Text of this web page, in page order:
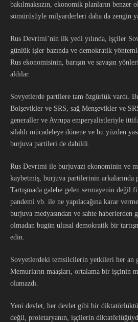
bakılmaksızın, ekonomik planların benzer
sömürüsüyle milyarderleri daha da zengin
Rus Devrimi’nin ilk yedi yılında, işçiler
günlük işler bazında ve demokratik
Rus ekonomisinin, barışın ve savaşın
aldılar.
Sovyetlerde partilere tam özgürlük vardı.
Bolşevikler ve SRS, sağ Menşevikler ve
generaller ve Avrupa emperyalistleriyle
silahlı mücadeleye dönene ve bu yüzden
burjuva partileri de dahildi.
Rus Devrimi ile burjuvazi ekonominin ve
kaybetmiş, burjuva partilerinin arkalarında
Tartışmada galebe gelen sermayenin
pandemi vb. ile ne yapılacağına karar
burjuva medyasından ve sahte haberlerden
olmadan bugün ulusal demokratik bir
edin.
Sovyetlerdeki temsilcilerin yetkileri her an
Memurların maaşları, ortalama bir işçinin
olamazdı.
Yeni devlet, her devlet gibi bir
değil, proletaryanın, işçilerin